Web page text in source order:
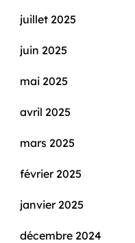
juillet 2025
juin 2025
mai 2025
avril 2025
mars 2025
février 2025
janvier 2025
décembre 2024